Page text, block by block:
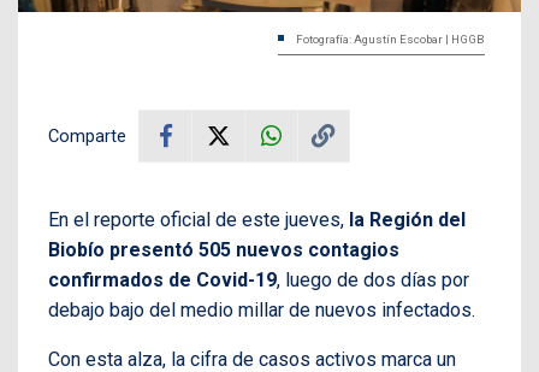
Fotografía: Agustín Escobar | HGGB
Comparte
En el reporte oficial de este jueves, la Región del
Biobío presentó 505 nuevos contagios
confirmados de Covid-19, luego de dos días por
debajo bajo del medio millar de nuevos infectados.
Con esta alza, la cifra de casos activos marca un